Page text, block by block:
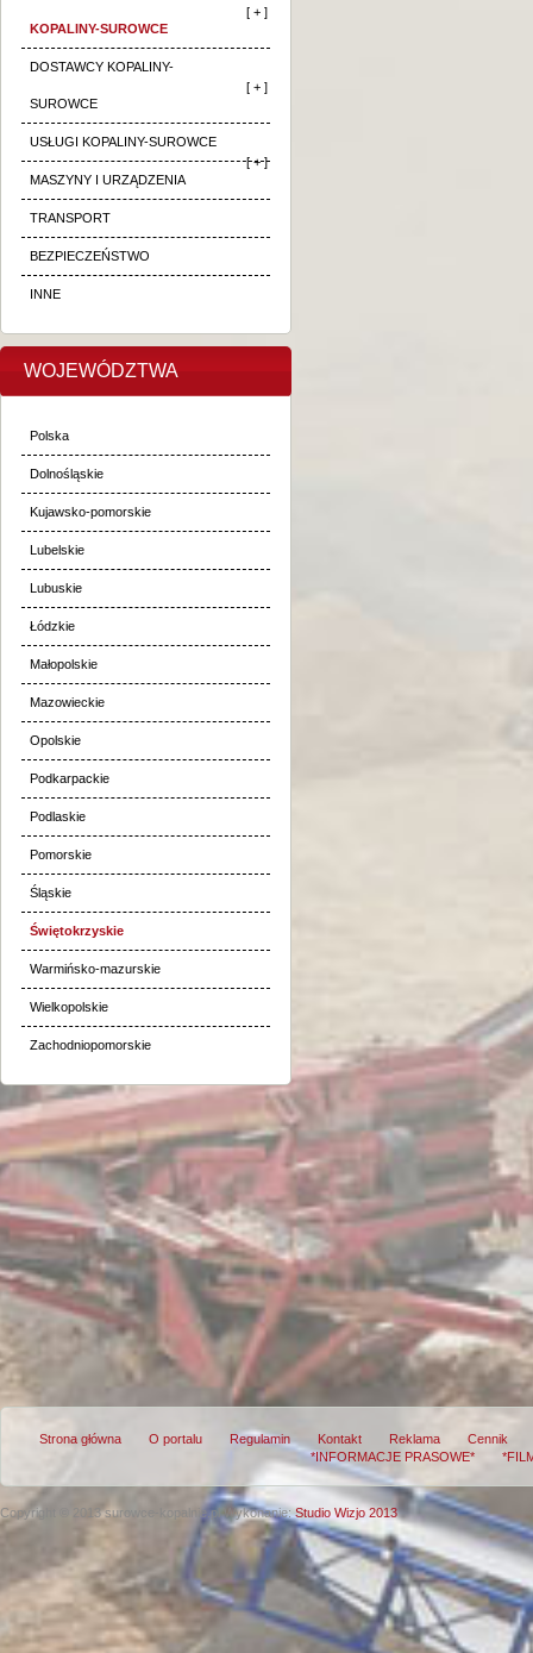
KOPALINY-SUROWCE
[ + ]
DOSTAWCY KOPALINY-
SUROWCE
[ + ]
USŁUGI KOPALINY-SUROWCE
[ + ]
MASZYNY I URZĄDZENIA
TRANSPORT
BEZPIECZEŃSTWO
INNE
WOJEWÓDZTWA
Polska
Dolnośląskie
Kujawsko-pomorskie
Lubelskie
Lubuskie
Łódzkie
Małopolskie
Mazowieckie
Opolskie
Podkarpackie
Podlaskie
Pomorskie
Śląskie
Świętokrzyskie
Warmińsko-mazurskie
Wielkopolskie
Zachodniopomorskie
Strona główna O portalu Regulamin Kontakt Reklama
Cennik
*INFORMACJE PRASOWE*
Copyright © 2013 surowce-kopalnie.plWykonanie:Studio Wizjo 2013